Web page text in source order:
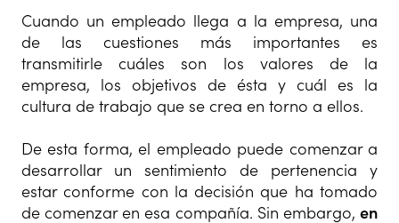
Cuando un empleado llega a la empresa, una
de las cuestiones más importantes es
transmitirle cuáles son los valores de la
empresa, los objetivos de ésta y cuál es la
cultura de trabajo que se crea en torno a ellos.
De esta forma, el empleado puede comenzar a
desarrollar un sentimiento de pertenencia y
estar conforme con la decisión que ha tomado
de comenzar en esa compañía. Sin embargo, en